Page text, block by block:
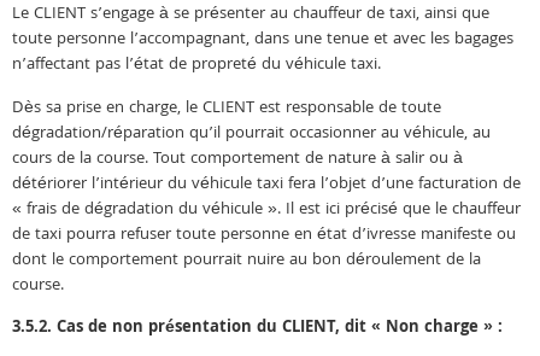
Le CLIENT s’engage à se présenter au chauffeur de taxi, ainsi que
toute personne l’accompagnant, dans une tenue et avec les bagages
n’affectant pas l’état de propreté du véhicule taxi.
Dès sa prise en charge, le CLIENT est responsable de toute
dégradation/réparation qu’il pourrait occasionner au véhicule, au
cours de la course. Tout comportement de nature à salir ou à
détériorer l’intérieur du véhicule taxi fera l’objet d’une facturation de
« frais de dégradation du véhicule ». Il est ici précisé que le chauffeur
de taxi pourra refuser toute personne en état d’ivresse manifeste ou
dont le comportement pourrait nuire au bon déroulement de la
course.
3.5.2. Cas de non présentation du CLIENT, dit « Non charge » :